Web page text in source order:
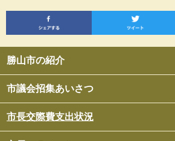
勝山市の紹介
市議会招集あいさつ
市長交際費支出状況